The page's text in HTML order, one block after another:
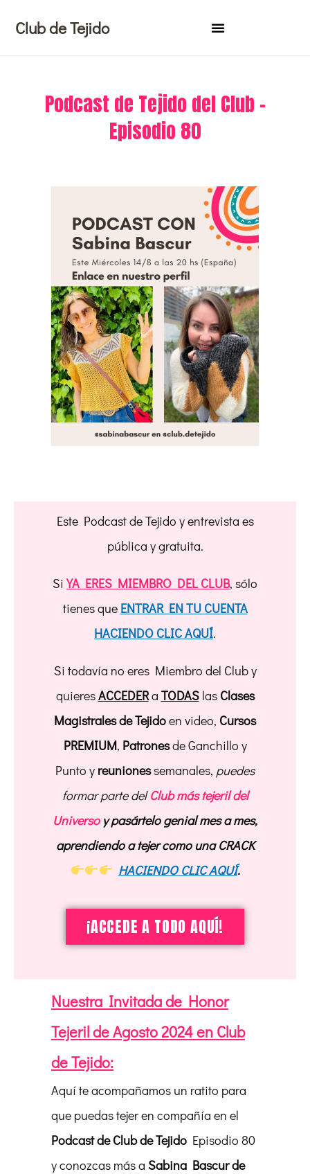
contenido
Club de Tejido
Podcast de Tejido del Club –
Episodio 80
Este Podcast de Tejido y entrevista es
pública y gratuita.
SiYA ERES MIEMBRO DEL CLUB, sólo
tienes que ENTRAR EN TU CUENTA
HACIENDO CLIC AQUÍ.
Si todavía no eres Miembro del Club y
quieresACCEDERa TODASlas Clases
Magistrales de Tejidoen video, Cursos
PREMIUM, Patronesde Ganchillo y
Punto y reunionessemanales, puedes
formar parte delClub más tejeril del
Universoy pasártelo genial mes a mes,
aprendiendo a tejer como una CRACK
HACIENDO CLIC AQUÍ.
¡ACCEDE A TODO AQUÍ!
Nuestra Invitada de Honor
Tejeril de Agosto 2024 en Club
de Tejido:
Aquí te acompañamos un ratito para
que puedas tejer en compañía en el
Podcast de Club de Tejido Episodio 80
y conozcas más a Sabina Bascur de